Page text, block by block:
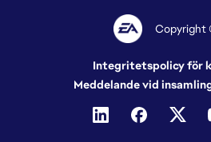
Copyright
Integritetspolicy för
Meddelande vid